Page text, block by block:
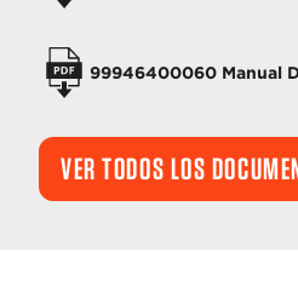
99946400060 Manual
VER TODOS LOS